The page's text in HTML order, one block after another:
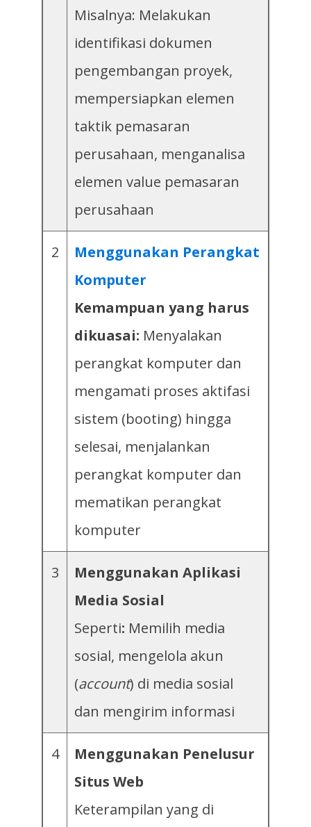
Misalnya: Melakukan
identifikasi dokumen
pengembangan proyek,
mempersiapkan elemen
taktik pemasaran
perusahaan, menganalisa
elemen value pemasaran
perusahaan
2
Menggunakan Perangkat
Komputer
Kemampuan yang harus
dikuasai: Menyalakan
perangkat komputer dan
mengamati proses aktifasi
sistem (booting) hingga
selesai, menjalankan
perangkat komputer dan
mematikan perangkat
komputer
3
Menggunakan Aplikasi
Media Sosial
Seperti: Memilih media
sosial, mengelola akun
(account) di media sosial
dan mengirim informasi
4
Menggunakan Penelusur
Situs Web
Keterampilan yang di